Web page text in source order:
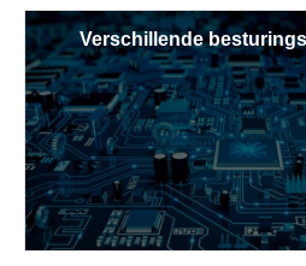
Verschillende